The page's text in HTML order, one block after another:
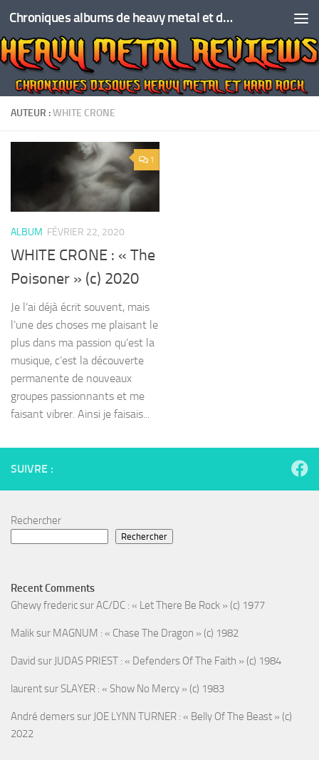
Skip to content Chroniques albums de heavy metal et de hard rock
AUTEUR :WHITE CRONE
1
ALBUM FÉVRIER 22, 2020
WHITE CRONE : « The
Poisoner » (c) 2020
Je l’ai déjà écrit souvent, mais
l’une des choses me plaisant le
plus dans ma passion qu’est la
musique, c’est la découverte
permanente de nouveaux
groupes passionnants et me
faisant vibrer. Ainsi je faisais...
SUIVRE :
Rechercher
Rechercher
Recent Comments
Ghewy fredericsurAC/DC : « Let There Be Rock » (c) 1977
Maliksur MAGNUM : « Chase The Dragon » (c) 1982
David sur JUDAS PRIEST : « Defenders Of The Faith » (c) 1984
laurentsur SLAYER : « Show No Mercy » (c) 1983
André demerssur JOE LYNN TURNER : « Belly Of The Beast » (c)
2022